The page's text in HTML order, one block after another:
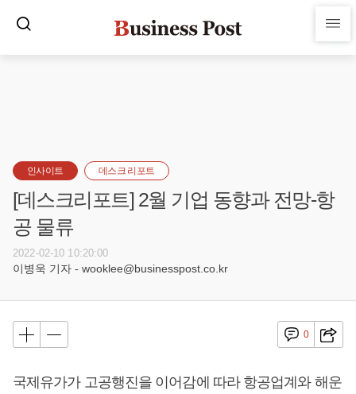
인사이트 데스크 리포트
[데스크리포트] 2월 기업 동향과 전망-항
공 물류
2022-02-10 10:20:00
이병욱 기자 - wooklee@businesspost.co.kr
0
국제유가가 고공행진을 이어감에 따라 항공업계와 해운